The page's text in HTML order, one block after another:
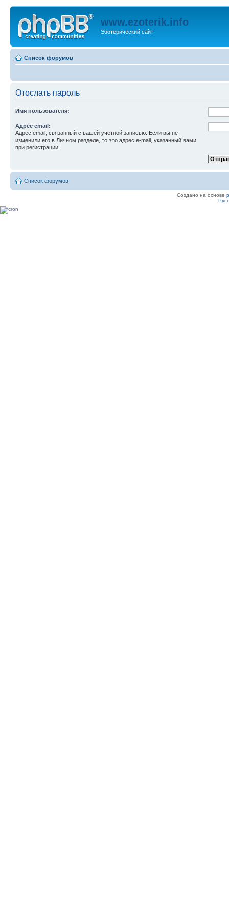
www.ezoterik.info
Эзотерический сайт
Список форумов
Отослать пароль
Имя пользователя:
Адрес email:
Адрес email, связанный с вашей учётной записью. Если вы не
изменили его в Личном разделе, то это адрес e-mail, указанный вами
при регистрации.
Список форумов
Создано на основе